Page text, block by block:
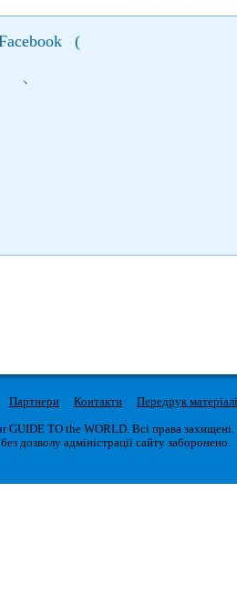
(
)
Партнери Контакти
Передрук
TO the WORLD. Всі права захищені.
дозволу адміністрації сайту заборонено.